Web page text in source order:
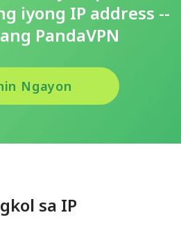
iyong IP address --
PandaVPN
Ngayon
sa IP